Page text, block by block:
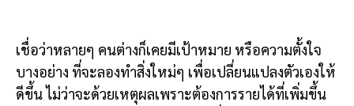
เชื่อว่าหลายๆ คนต่างก็เคยมีเป้าหมาย หรือความตั้งใจ
บางอย่าง ที่จะลองทำสิ่งใหม่ๆ เพื่อเปลี่ยนแปลงตัวเองให้
ดีขึ้น ไม่ว่าจะด้วยเหตุผลเพราะต้องการรายได้ที่เพิ่มขึ้น